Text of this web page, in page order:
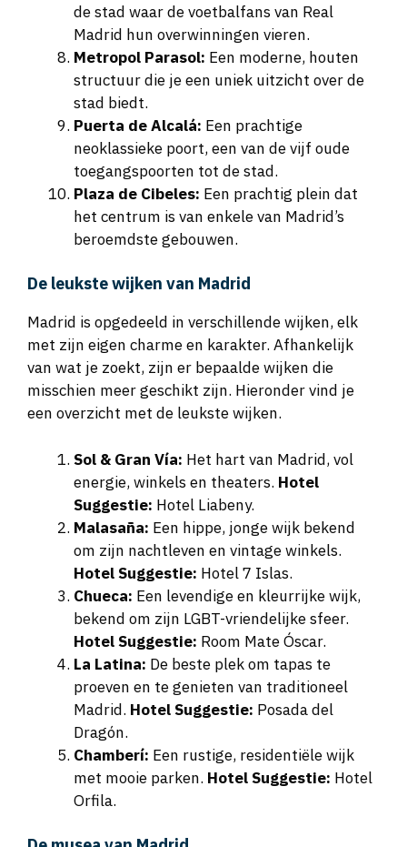
de stad waar de voetbalfans van Real
Madrid hun overwinningen vieren.
Metropol Parasol: Een moderne, houten
structuur die je een uniek uitzicht over de
stad biedt.
Puerta de Alcalá: Een prachtige
neoklassieke poort, een van de vijf oude
toegangspoorten tot de stad.
Plaza de Cibeles: Een prachtig plein dat
het centrum is van enkele van Madrid’s
beroemdste gebouwen.
De leukste wijken van Madrid
Madrid is opgedeeld in verschillende wijken, elk
met zijn eigen charme en karakter. Afhankelijk
van wat je zoekt, zijn er bepaalde wijken die
misschien meer geschikt zijn. Hieronder vind je
een overzicht met de leukste wijken.
Sol & Gran Vía: Het hart van Madrid, vol
energie, winkels en theaters. Hotel
Suggestie: Hotel Liabeny.
Malasaña: Een hippe, jonge wijk bekend
om zijn nachtleven en vintage winkels.
Hotel Suggestie: Hotel 7 Islas.
Chueca: Een levendige en kleurrijke wijk,
bekend om zijn LGBT-vriendelijke sfeer.
Hotel Suggestie: Room Mate Óscar.
La Latina: De beste plek om tapas te
proeven en te genieten van traditioneel
Madrid. Hotel Suggestie: Posada del
Dragón.
Chamberí: Een rustige, residentiële wijk
met mooie parken. Hotel Suggestie: Hotel
Orfila.